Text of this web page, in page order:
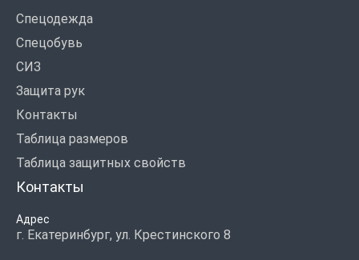
Спецодежда
Спецобувь
СИЗ
Защита рук
Контакты
Таблица размеров
Таблица защитных свойств
Контакты
Адрес
г. Екатеринбург, ул. Крестинского 8